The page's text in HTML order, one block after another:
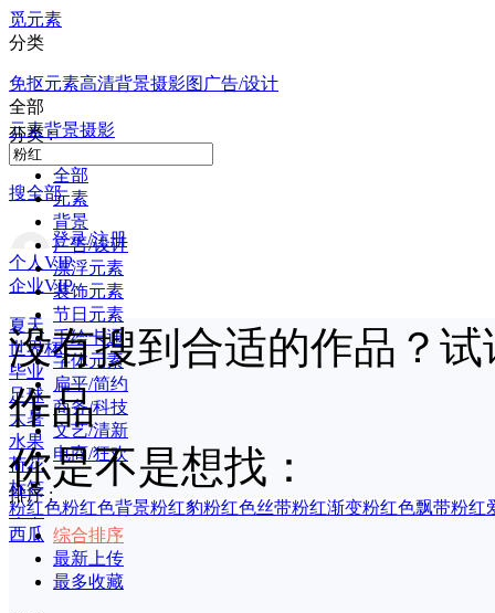
觅元素
分类
免抠元素高清背景摄影图 广告/设计
全部
元素背景摄影
搜全部
登录/注册
个人VIP
企业VIP
夏天
世界杯
毕业
足球
大暑
水果
荷花
标签
印章
西瓜
分类 :
全部
元素
背景
广告/设计
漂浮元素
装饰元素
节日元素
手绘卡通
字体元素
扁平/简约
商务/科技
文艺/清新
电商/狂欢
排序 :
综合排序
最新上传
最多收藏
没有搜到合适的作品？
作品
你是不是想找：
粉红色粉红色背景粉红豹粉红色丝带粉红渐变粉红色飘带粉红